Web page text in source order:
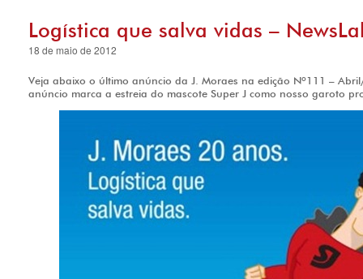
Logística que salva vidas –
18 de maio de 2012
Veja abaixo o último anúncio da J. Moraes na edição Nº111 –
anúncio marca a estreia do mascote Super J como nosso garoto